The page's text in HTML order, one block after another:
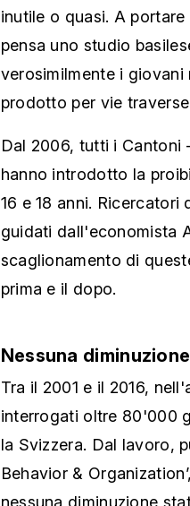
inutile o quasi. A
pensa uno studio
verosimilmente i
prodotto per vie
Dal 2006, tutti i
hanno introdotto la
16 e 18 anni. Ricercatori
guidati dall'economista
scaglionamento di
prima e il dopo.
Nessuna
Tra il 2001 e il 2016,
interrogati oltre 80'000
la Svizzera. Dal lavoro,
Behavior &
nessuna diminuzione